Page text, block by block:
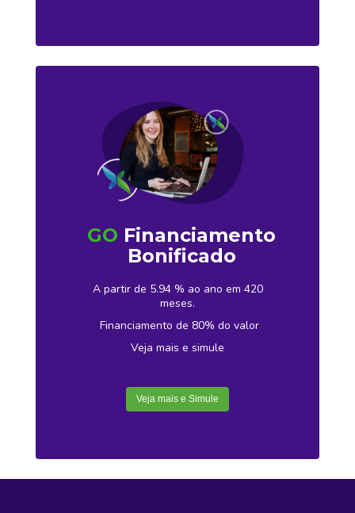
GO Financiamento
Bonificado
A partir de 5.94 % ao ano em 420
meses.
Financiamento de 80% do valor
Veja mais e simule
Veja mais e Simule